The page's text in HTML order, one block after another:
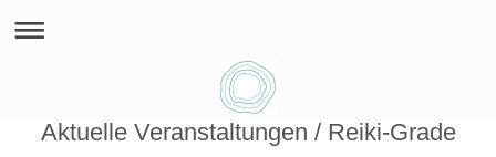
Aktuelle Veranstaltungen / Reiki-Grade